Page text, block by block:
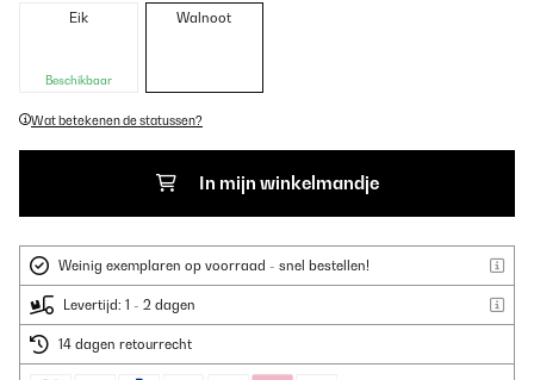
Eik
Beschikbaar
Walnoot
Wat betekenen de statussen?
In mijn winkelmandje
Weinig exemplaren op voorraad - snel bestellen!
Levertijd: 1 - 2 dagen
14 dagen retourrecht